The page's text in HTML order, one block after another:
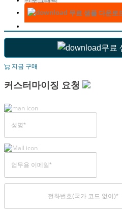
무료 샘플 다운로
무료
지금 구매
커스터마이징 요청